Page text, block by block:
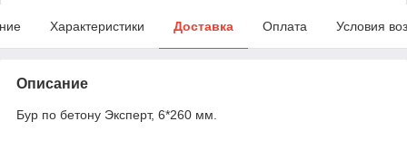
Характеристики Доставка Оплата Условия
Описание
Бур по бетону Эксперт, 6*260 мм.